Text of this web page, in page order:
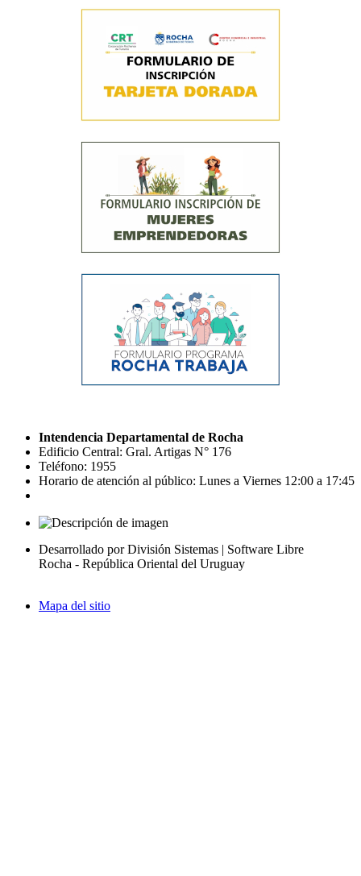
Intendencia Departamental de Rocha
Edificio Central: Gral. Artigas N° 176
Teléfono: 1955
Horario de atención al público: Lunes a Viernes 12:00 a 17:45
Desarrollado por División Sistemas | Software Libre
Rocha - República Oriental del Uruguay
Mapa del sitio